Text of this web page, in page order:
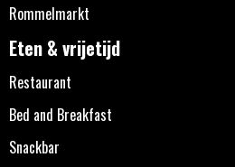
Rommelmarkt
Eten & vrijetijd
Restaurant
Bed and Breakfast
Snackbar